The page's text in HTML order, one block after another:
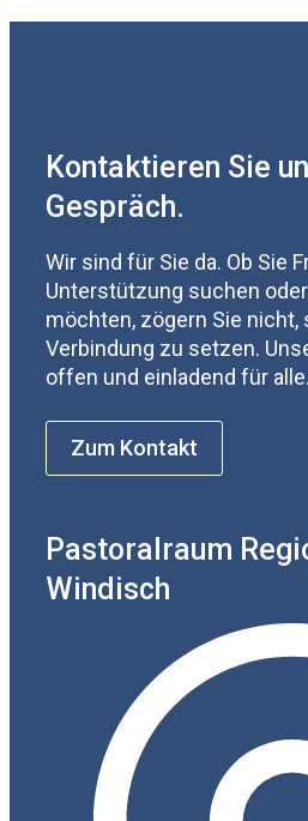
Kontaktieren Sie
Gespräch.
Wir sind für Sie da. Ob Sie
Unterstützung suchen
möchten, zögern Sie nicht,
Verbindung zu setzen.
offen und einladend für alle.
Zum Kontakt
Pastoralraum
Windisch